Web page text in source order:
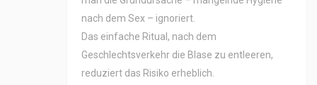
nach dem Sex – ignoriert.
Das einfache Ritual, nach dem
Geschlechtsverkehr die Blase zu entleeren,
reduziert das Risiko erheblich.